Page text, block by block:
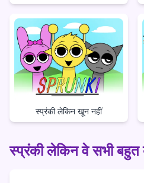
स्प्रंकी लेकिन खून नहीं
स्प्रंकी लेकिन वे सभी